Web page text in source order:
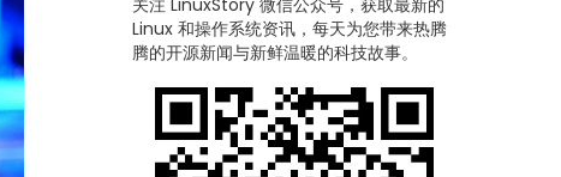
关注 LinuxStory 微信公众号，获取最新的
Linux 和操作系统资讯，每天为您带来热腾
腾的开源新闻与新鲜温暖的科技故事。